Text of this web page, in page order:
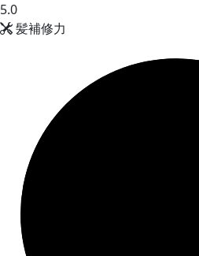
5.0
髪補修力